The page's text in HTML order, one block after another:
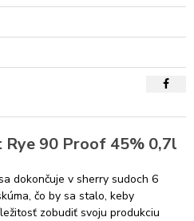
Rye 90 Proof 45% 0,7l
dokončuje v sherry sudoch 6
čo by sa stalo, keby
zobudiť svoju produkciu